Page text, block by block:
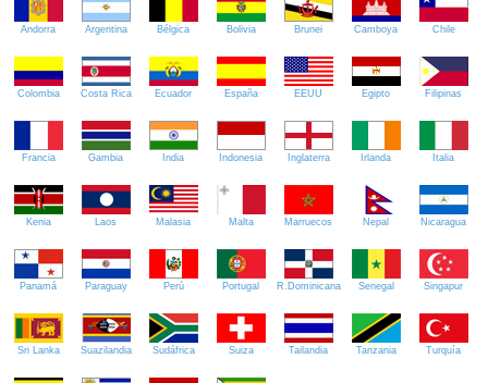
Andorra Argentina Bélgica Bolivia Brunei Camboya Chile
Colombia Costa Rica Ecuador España EEUU Egipto Filipinas
Francia Gambia India Indonesia Inglaterra Irlanda Italia
Kenia Laos Malasia Malta Marruecos Nepal Nicaragua
Panamá Paraguay Perú Portugal R.Dominicana Senegal Singapur
Sri Lanka Suazilandia Sudáfrica Suiza Tailandia Tanzania Turquía